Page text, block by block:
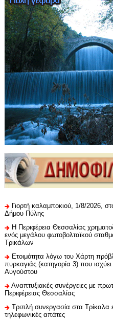
Γιορτή καλαμποκιού, 1/8/2026,
Δήμου Πύλης
H Περιφέρεια Θεσσαλίας
ενός μεγάλου φωτοβολταϊκού
Τρικάλων
Ετοιμότητα λόγω του Χάρτη
πυρκαγιάς (κατηγορία 3) που
Αυγούστου
Αναπτυξιακές συνέργειες με
Περιφέρειας Θεσσαλίας
Τριπλή συνεργασία στα Τρίκαλα
τηλεφωνικές απάτες